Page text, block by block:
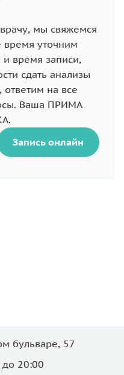
мы свяжемся
уточним
время записи,
сдать анализы
на все
Ваша ПРИМА
Запись онлайн
бульваре, 57
20:00